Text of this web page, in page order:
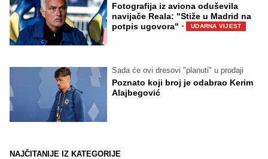
Fotografija iz aviona oduševila
navijače Reala: "Stiže u Madrid na
potpis ugovora" · UDARNA VIJEST
Sada će ovi dresovi "planuti" u prodaji
Poznato koji broj je odabrao Kerim
Alajbegović
NAJČITANIJE IZ KATEGORIJE